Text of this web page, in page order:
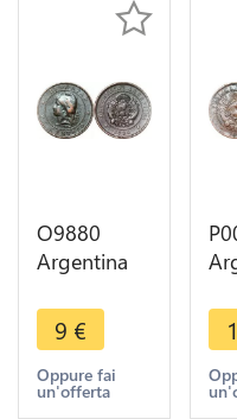
O9880
Argentina
Capped
Liberty
Head 1884
-> Make
9 €
Oppure fai
un'offerta
->